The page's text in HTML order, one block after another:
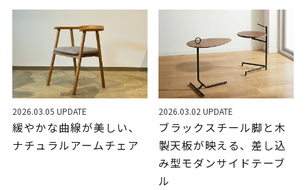
2026.03.05 UPDATE
緩やかな曲線が美しい、
ナチュラルアームチェア
2026.03.02 UPDATE
ブラックスチール脚と木
製天板が映える、差し込
み型モダンサイドテーブ
ル